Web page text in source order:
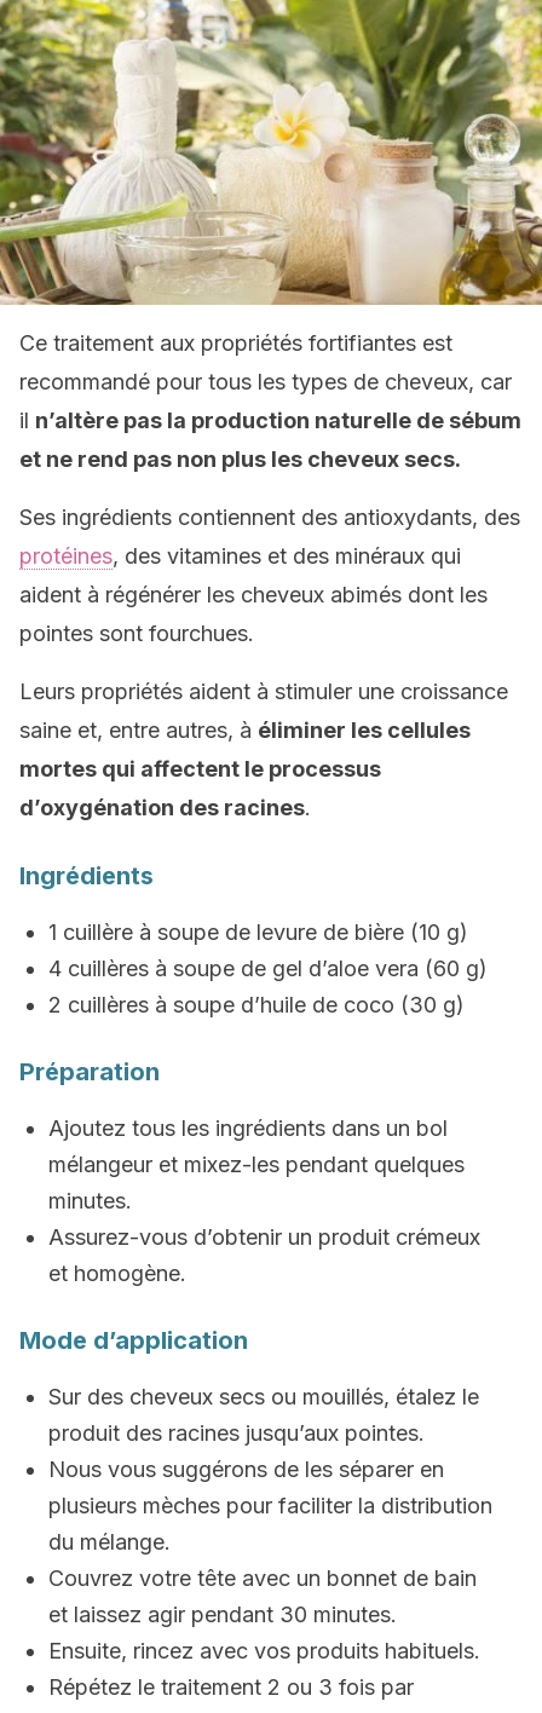
Ce traitement aux propriétés fortifiantes est
recommandé pour tous les types de cheveux, car
il n’altère pas la production naturelle de sébum
et ne rend pas non plus les cheveux secs.
Ses ingrédients contiennent des antioxydants, des
protéines, des vitamines et des minéraux qui
aident à régénérer les cheveux abimés dont les
pointes sont fourchues.
Leurs propriétés aident à stimuler une croissance
saine et, entre autres, à éliminer les cellules
mortes qui affectent le processus
d’oxygénation des racines.
Ingrédients
1 cuillère à soupe de levure de bière (10 g)
4 cuillères à soupe de gel d’aloe vera (60 g)
2 cuillères à soupe d’huile de coco (30 g)
Préparation
Ajoutez tous les ingrédients dans un bol
mélangeur et mixez-les pendant quelques
minutes.
Assurez-vous d’obtenir un produit crémeux
et homogène.
Mode d’application
Sur des cheveux secs ou mouillés, étalez le
produit des racines jusqu’aux pointes.
Nous vous suggérons de les séparer en
plusieurs mèches pour faciliter la distribution
du mélange.
Couvrez votre tête avec un bonnet de bain
et laissez agir pendant 30 minutes.
Ensuite, rincez avec vos produits habituels.
Répétez le traitement 2 ou 3 fois par